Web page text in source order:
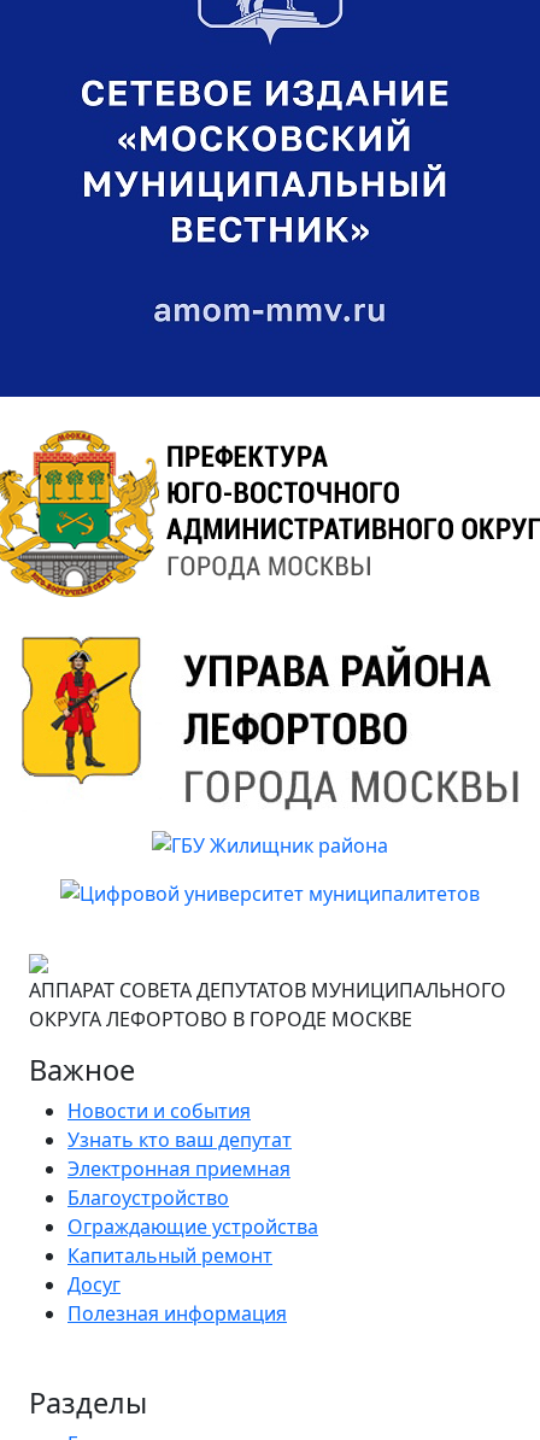
АППАРАТ СОВЕТА ДЕПУТАТОВ МУНИЦИПАЛЬНОГО
ОКРУГА ЛЕФОРТОВО В ГОРОДЕ МОСКВЕ
Важное
Новости и события
Узнать кто ваш депутат
Электронная приемная
Благоустройство
Ограждающие устройства
Капитальный ремонт
Досуг
Полезная информация
Разделы